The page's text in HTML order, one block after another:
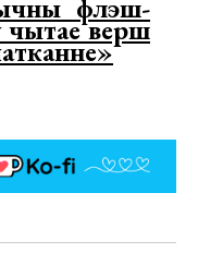
флэш-
верш